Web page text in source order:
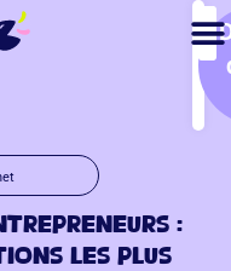
:
les plus